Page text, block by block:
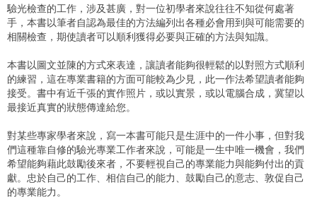
驗光檢查的工作，涉及甚廣，對一位初學者來說往往不知從何處著
手，本書以筆者自認為最佳的方法編列出各種必會用到與可能需要的
相關檢查，期使讀者可以順利獲得必要與正確的方法與知識。
本書以圖文並陳的方式來表達，讓讀者能夠很輕鬆的以對照方式順利
的練習，這在專業書籍的方面可能較為少見，此一作法希望讀者能夠
接受。書中有近千張的實作照片，或以實景，或以電腦合成，冀望以
最接近真實的狀態傳達給您。
對某些專家學者來說，寫一本書可能只是生涯中的一件小事，但對我
們這種靠自修的驗光專業工作者來說，可能是一生中唯一機會，我們
希望能夠藉此鼓勵後來者，不要輕視自己的專業能力與能夠付出的貢
獻。忠於自己的工作、相信自己的能力、鼓勵自己的意志、敦促自己
的專業能力。